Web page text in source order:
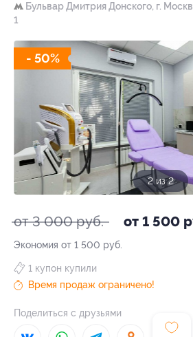
Бульвар Дмитрия Донского, г.
1
- 50%
2 из 2
от 3 000 руб. от 1 500
Экономия от 1 500 руб.
1 купон купили
Время продаж ограничено!
Поделиться с друзьями